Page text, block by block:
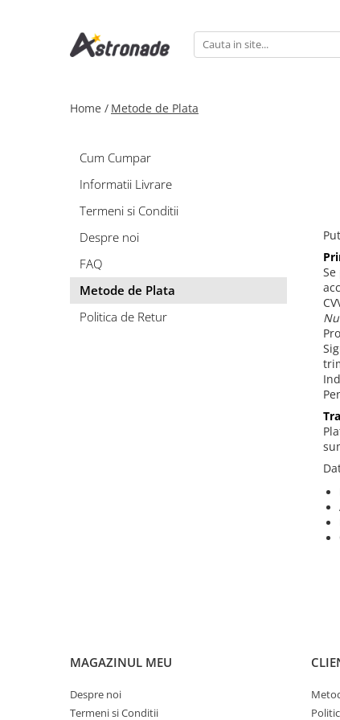
Home / Metode de Plata
Cum Cumpar
Informatii Livrare
Termeni si Conditii
Despre noi
FAQ
Metode de Plata
Politica de Retur
MAGAZINUL MEU
Despre noi
Termeni si Conditii